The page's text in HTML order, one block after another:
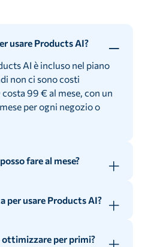
usare Products AI?
AI è incluso nel piano
non ci sono costi
99 € al mese, con un
per ogni negozio o
fare al mese?
quindi puoi
per usare Products AI?
facilmente anche
per primi?